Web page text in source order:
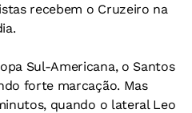
recebem o Cruzeiro na
Sul-Americana, o Santos
forte marcação. Mas
quando o lateral Leo